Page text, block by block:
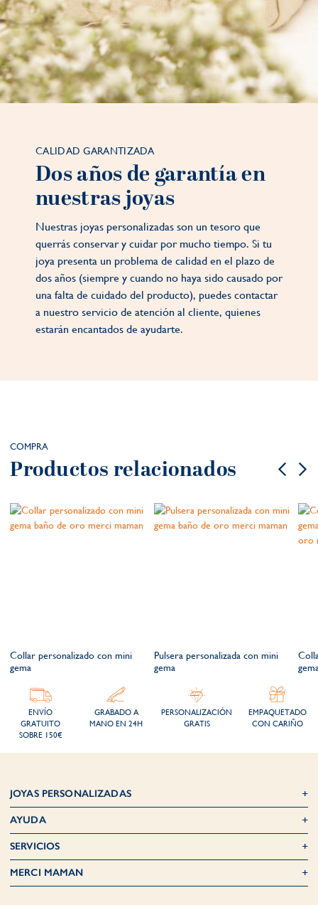
CALIDAD GARANTIZADA
Dos años de garantía en
nuestras joyas
Nuestras joyas personalizadas son un tesoro que
querrás conservar y cuidar por mucho tiempo. Si tu
joya presenta un problema de calidad en el plazo de
dos años (siempre y cuando no haya sido causado por
una falta de cuidado del producto), puedes contactar
a nuestro servicio de atención al cliente, quienes
estarán encantados de ayudarte.
COMPRA
Productos relacionados
Collar personalizado con mini
gema
Pulsera personalizada con mini
gema
ENVÍO
GRATUITO
SOBRE 150€
GRABADO A
MANO EN 24H
PERSONALIZACIÓN
GRATIS
EMPAQUETADO
CON CARIÑO
JOYAS PERSONALIZADAS
AYUDA
SERVICIOS
MERCI MAMAN